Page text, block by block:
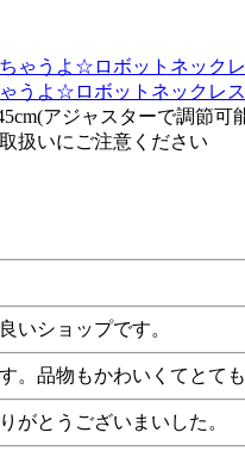
うよ☆ロボットネックレス
アジャスターで調節
扱いにご注意ください
いショップです。
。品物もかわいくてとて
がとうございまいした。